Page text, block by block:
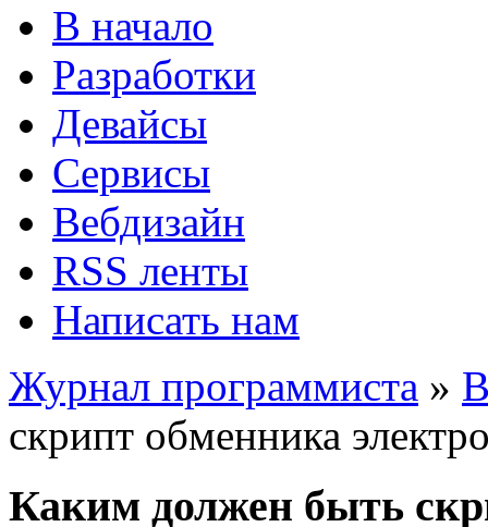
В начало
Разработки
Девайсы
Сервисы
Вебдизайн
RSS ленты
Написать нам
Журнал программиста »
скрипт обменника
Каким должен быть